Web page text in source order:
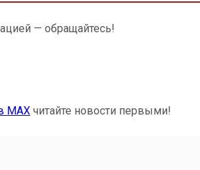
— обращайтесь!
MAX читайте новости первыми!